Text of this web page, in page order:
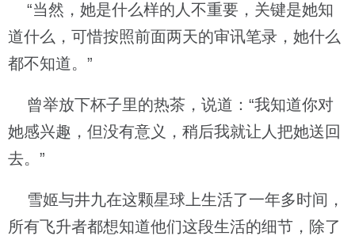
“当然，她是什么样的人不重要，关键是她知
道什么，可惜按照前面两天的审讯笔录，她什么
都不知道。”
曾举放下杯子里的热茶，说道：“我知道你对
她感兴趣，但没有意义，稍后我就让人把她送回
去。”
雪姬与井九在这颗星球上生活了一年多时间，
所有飞升者都想知道他们这段生活的细节，除了